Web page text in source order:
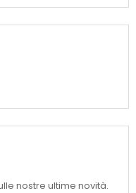
nostre ultime novità.